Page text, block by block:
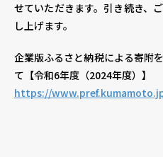
せていただきます。引き続き、
し上げます。
企業版ふるさと納税による寄附
て【令和6年度（2024年度）】
https://